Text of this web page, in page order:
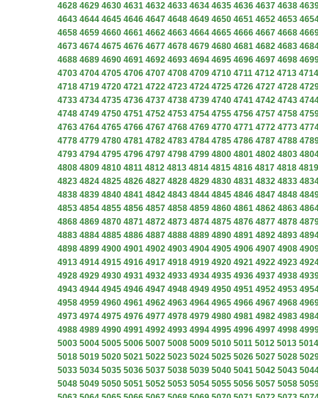
4628 4629 4630 4631 4632 4633 4634 4635 4636 4637 4638
4643 4644 4645 4646 4647 4648 4649 4650 4651 4652 4653
4658 4659 4660 4661 4662 4663 4664 4665 4666 4667 4668
4673 4674 4675 4676 4677 4678 4679 4680 4681 4682 4683
4688 4689 4690 4691 4692 4693 4694 4695 4696 4697 4698
4703 4704 4705 4706 4707 4708 4709 4710 4711 4712 4713 4714
4718 4719 4720 4721 4722 4723 4724 4725 4726 4727 4728
4733 4734 4735 4736 4737 4738 4739 4740 4741 4742 4743
4748 4749 4750 4751 4752 4753 4754 4755 4756 4757 4758
4763 4764 4765 4766 4767 4768 4769 4770 4771 4772 4773
4778 4779 4780 4781 4782 4783 4784 4785 4786 4787 4788
4793 4794 4795 4796 4797 4798 4799 4800 4801 4802 4803
4808 4809 4810 4811 4812 4813 4814 4815 4816 4817 4818 4819
4823 4824 4825 4826 4827 4828 4829 4830 4831 4832 4833
4838 4839 4840 4841 4842 4843 4844 4845 4846 4847 4848
4853 4854 4855 4856 4857 4858 4859 4860 4861 4862 4863
4868 4869 4870 4871 4872 4873 4874 4875 4876 4877 4878
4883 4884 4885 4886 4887 4888 4889 4890 4891 4892 4893
4898 4899 4900 4901 4902 4903 4904 4905 4906 4907 4908
4913 4914 4915 4916 4917 4918 4919 4920 4921 4922 4923
4928 4929 4930 4931 4932 4933 4934 4935 4936 4937 4938
4943 4944 4945 4946 4947 4948 4949 4950 4951 4952 4953
4958 4959 4960 4961 4962 4963 4964 4965 4966 4967 4968
4973 4974 4975 4976 4977 4978 4979 4980 4981 4982 4983
4988 4989 4990 4991 4992 4993 4994 4995 4996 4997 4998
5003 5004 5005 5006 5007 5008 5009 5010 5011 5012 5013 5014
5018 5019 5020 5021 5022 5023 5024 5025 5026 5027 5028
5033 5034 5035 5036 5037 5038 5039 5040 5041 5042 5043
5048 5049 5050 5051 5052 5053 5054 5055 5056 5057 5058